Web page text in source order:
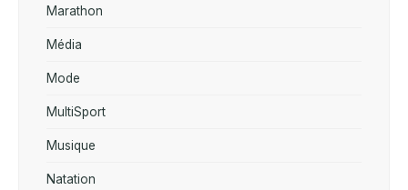
Marathon
Média
Mode
MultiSport
Musique
Natation